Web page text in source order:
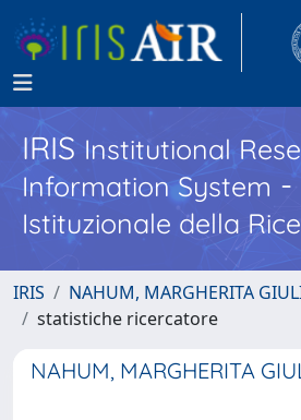
IRISInstitutional
Information System -
Istituzionale della
IRIS
NAHUM, MARGHERITA
statistiche ricercatore
NAHUM, MARGHERITA